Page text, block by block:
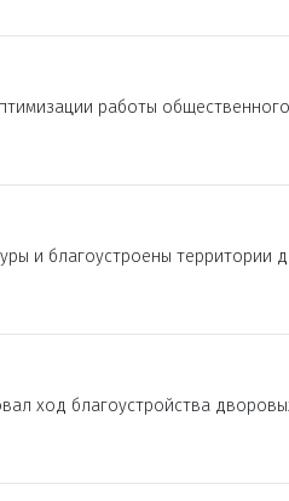
работы общественного
и благоустроены территории
ход благоустройства